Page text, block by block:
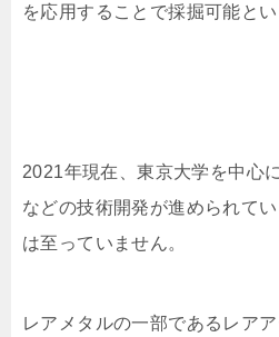
を応用することで採掘可能とい
2021年現在、東京大学を中心
などの技術開発が進められて
は至っていません。
レアメタルの一部であるレア